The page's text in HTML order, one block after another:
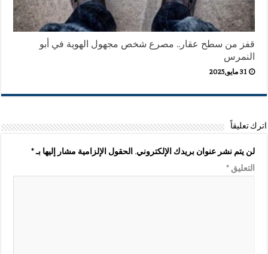
قفز من سطح عقار.. مصرع شخص مجهول الهوية في أبو
النمرس
31 مايو,2025
اترك تعليقاً
لن يتم نشر عنوان بريدك الإلكتروني. الحقول الإلزامية مشار إليها بـ*
التعليق*